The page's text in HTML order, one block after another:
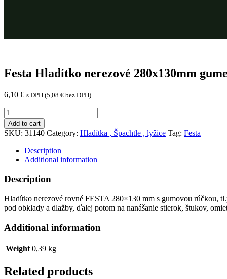
Festa Hladítko nerezové 280x130mm
6,10 € s DPH (5,08 € bez DPH)
Festa
Hladítko
nerezové
280x130mm
gumená
rúčka
quantity
Add to cart
SKU: 31140 Category: Hladítka , Špachtle , lyžice Tag: Festa
Description
Additional information
Description
Hladítko nerezové rovné FESTA 280×130 mm s gumovou rúčkou,
pod obklady a dlažby, ďalej potom na nanášanie stierok, štukov,
Additional information
Weight 0,39 kg
Related products